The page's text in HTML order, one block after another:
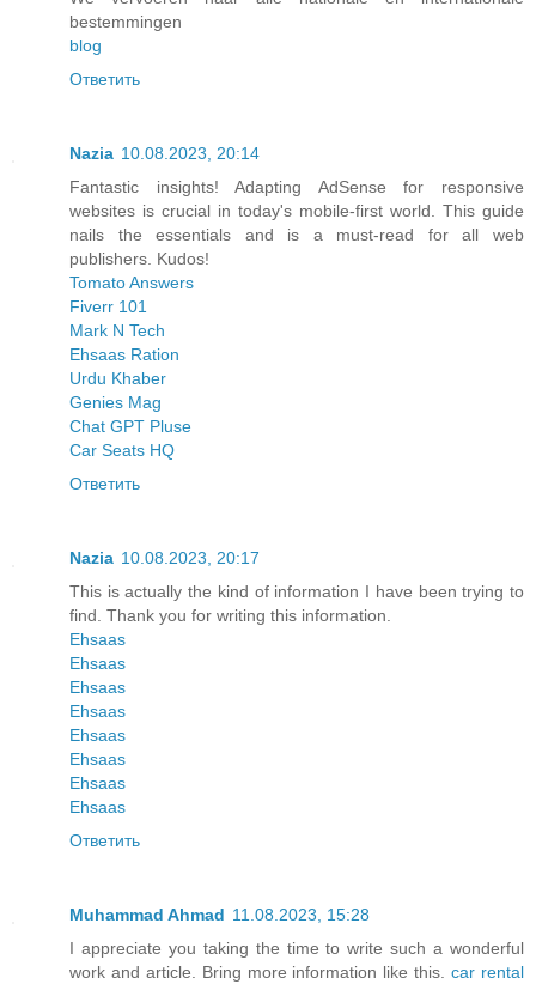
bestemmingen
blog
Ответить
Nazia 10.08.2023, 20:14
Fantastic insights! Adapting AdSense for responsive
websites is crucial in today's mobile-first world. This guide
nails the essentials and is a must-read for all web
publishers. Kudos!
Tomato Answers
Fiverr 101
Mark N Tech
Ehsaas Ration
Urdu Khaber
Genies Mag
Chat GPT Pluse
Car Seats HQ
Ответить
Nazia 10.08.2023, 20:17
This is actually the kind of information I have been trying to
find. Thank you for writing this information.
Ehsaas
Ehsaas
Ehsaas
Ehsaas
Ehsaas
Ehsaas
Ehsaas
Ehsaas
Ответить
Muhammad Ahmad 11.08.2023, 15:28
I appreciate you taking the time to write such a wonderful
work and article. Bring more information like this.car rental